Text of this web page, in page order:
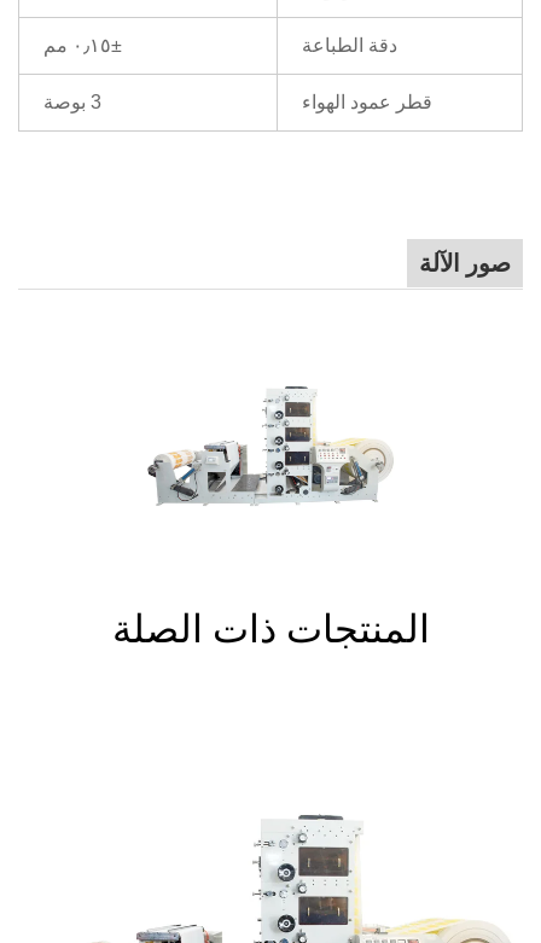
دقة الطباعة ±٠٫١٥ مم
قطر عمود الهواء 3 بوصة
صور الآلة
المنتجات ذات الصلة